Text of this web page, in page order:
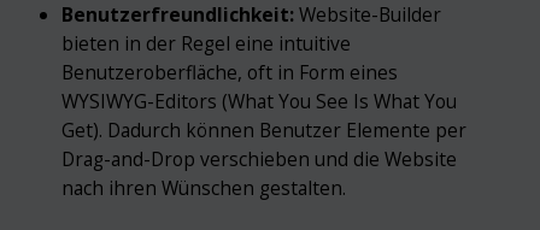
Benutzerfreundlichkeit:Website-Builder
bieten in der Regel eine intuitive
Benutzeroberfläche, oft in Form eines
WYSIWYG-Editors (What You See Is What You
Get). Dadurch können Benutzer Elemente per
Drag-and-Drop verschieben und die Website
nach ihren Wünschen gestalten.